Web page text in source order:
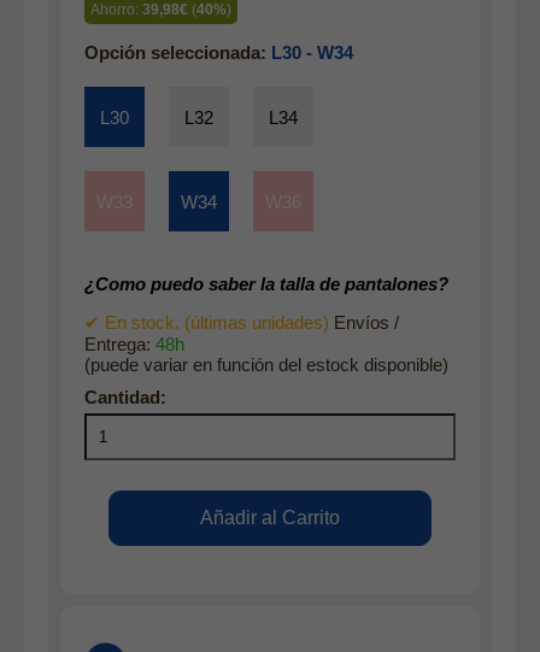
Ahorro: 39,98€ (40%)
Opción seleccionada: L30 - W34
L30 L32 L34
W33 W34 W36
¿Como puedo saber la talla de pantalones?
✔ En stock. (últimas unidades) Envíos /
Entrega: 48h
(puede variar en función del estock disponible)